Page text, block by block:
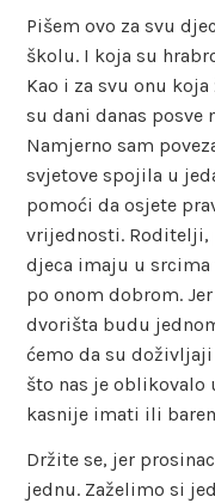
Pišem ovo za svu
školu. I koja su
Kao i za svu onu
su dani danas posve
Namjerno sam
svjetove spojila u
pomoći da osjete
vrijednosti. Roditelji,
djeca imaju u
po onom dobrom.
dvorišta budu
ćemo da su
što nas je oblikovalo
kasnije imati ili
Držite se, jer
jednu. Zaželimo si